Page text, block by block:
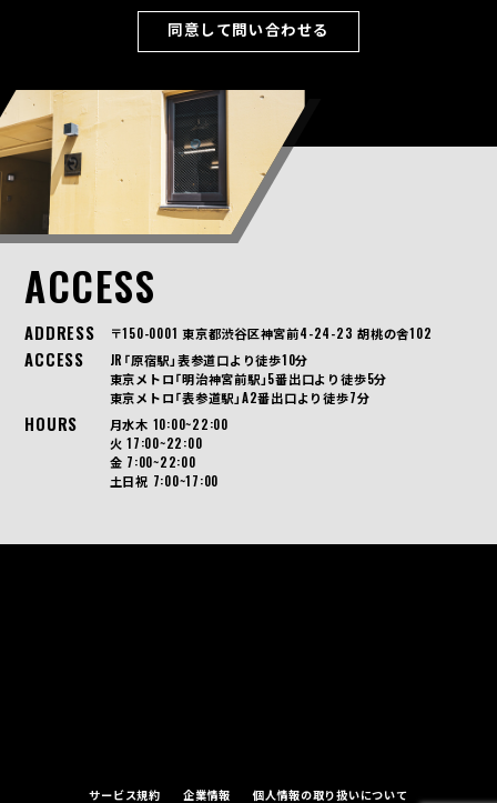
同意して問い合わせる
ACCESS
ADDRESS 〒150-0001 東京都渋谷区神宮前4-24-23 胡桃の舎102
ACCESS
JR「原宿駅」表参道口より徒歩10分
東京メトロ「明治神宮前駅」5番出口より徒歩5分
東京メトロ「表参道駅」A2番出口より徒歩7分
HOURS
月水木 10:00~22:00
火 17:00~22:00
金 7:00~22:00
土日祝 7:00~17:00
サービス規約 企業情報 個人情報の取り扱いについて